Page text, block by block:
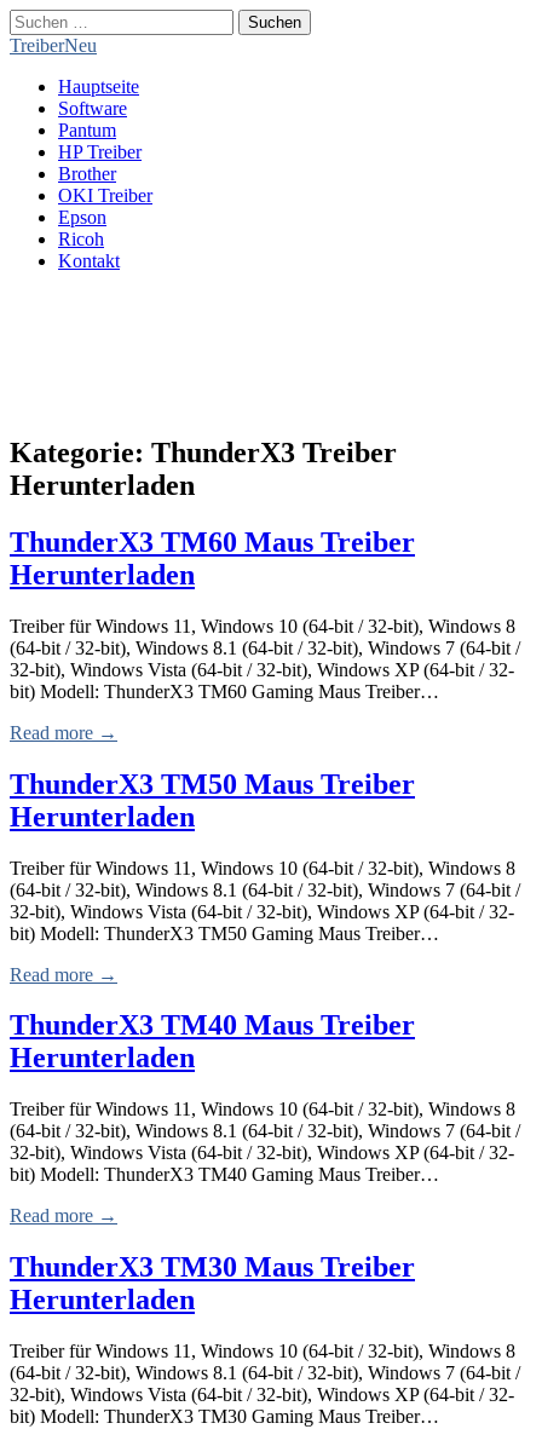
Suchen
nach:
TreiberNeu
Main
menu
Skip
content
Hauptseite
Software
Pantum
HP Treiber
Brother
OKI Treiber
Epson
Ricoh
Kontakt
Kategorie: ThunderX3 Treiber
Herunterladen
ThunderX3 TM60 Maus Treiber
Herunterladen
Treiber für Windows 11, Windows 10 (64-bit / 32-bit), Windows 8
(64-bit / 32-bit), Windows 8.1 (64-bit / 32-bit), Windows 7 (64-bit /
32-bit), Windows Vista (64-bit / 32-bit), Windows XP (64-bit / 32-
bit) Modell: ThunderX3 TM60 Gaming Maus Treiber…
Read more →
ThunderX3 TM50 Maus Treiber
Herunterladen
Treiber für Windows 11, Windows 10 (64-bit / 32-bit), Windows 8
(64-bit / 32-bit), Windows 8.1 (64-bit / 32-bit), Windows 7 (64-bit /
32-bit), Windows Vista (64-bit / 32-bit), Windows XP (64-bit / 32-
bit) Modell: ThunderX3 TM50 Gaming Maus Treiber…
Read more →
ThunderX3 TM40 Maus Treiber
Herunterladen
Treiber für Windows 11, Windows 10 (64-bit / 32-bit), Windows 8
(64-bit / 32-bit), Windows 8.1 (64-bit / 32-bit), Windows 7 (64-bit /
32-bit), Windows Vista (64-bit / 32-bit), Windows XP (64-bit / 32-
bit) Modell: ThunderX3 TM40 Gaming Maus Treiber…
Read more →
ThunderX3 TM30 Maus Treiber
Herunterladen
Treiber für Windows 11, Windows 10 (64-bit / 32-bit), Windows 8
(64-bit / 32-bit), Windows 8.1 (64-bit / 32-bit), Windows 7 (64-bit /
32-bit), Windows Vista (64-bit / 32-bit), Windows XP (64-bit / 32-
bit) Modell: ThunderX3 TM30 Gaming Maus Treiber…